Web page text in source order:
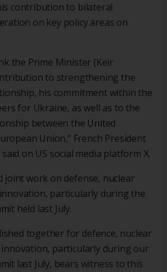
contribution to bilateral
on key policy areas on
the Prime Minister (Keir
to strengthening the
his commitment within the
for Ukraine, as well as to the
between the United
Union,” French President
on US social media platform X.
joint work on defense, nuclear
particularly during the
held last July.
together for defence, nuclear
innovation, particularly during our
last July, bears witness to this